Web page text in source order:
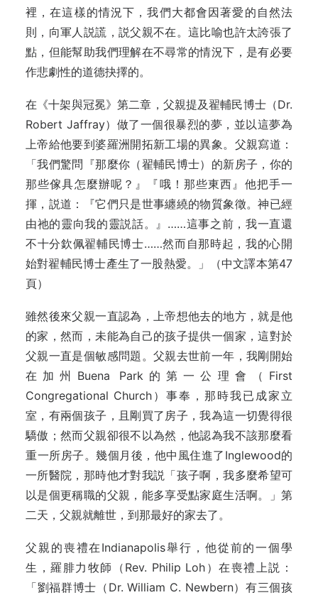
裡，在這樣的情況下，我們大都會因著愛的自然法
則，向軍人説謊，説父親不在。這比喻也許太誇張了
點，但能幫助我們理解在不尋常的情況下，是有必要
作悲劇性的道德抉擇的。
在《十架與冠冕》第二章，父親提及翟輔民博士（Dr.
Robert Jaffray）做了一個很暴烈的夢，並以這夢為
上帝給他要到婆羅洲開拓新工場的異象。父親寫道：
「我們驚問『那麼你（翟輔民博士）的新房子，你的
那些傢具怎麼辦呢？』『哦！那些東西』他把手一
揮，説道：『它們只是世事纏繞的物質象徵。神已經
由祂的靈向我的靈説話。』……這事之前，我一直還
不十分欽佩翟輔民博士……然而自那時起，我的心開
始對翟輔民博士產生了一股熱愛。」（中文譯本第47
頁）
雖然後來父親一直認為，上帝想他去的地方，就是他
的家，然而，未能為自己的孩子提供一個家，這對於
父親一直是個敏感問題。父親去世前一年，我剛開始
在加州Buena Park的第一公理會（First
Congregational Church）事奉，那時我已成家立
室，有兩個孩子，且剛買了房子，我為這一切覺得很
驕傲；然而父親卻很不以為然，他認為我不該那麼看
重一所房子。幾個月後，他中風住進了Inglewood的
一所醫院，那時他才對我説「孩子啊，我多麼希望可
以是個更稱職的父親，能多享受點家庭生活啊。」第
二天，父親就離世，到那最好的家去了。
父親的喪禮在Indianapolis舉行，他從前的一個學
生，羅腓力牧師（Rev. Philip Loh）在喪禮上説：
「劉福群博士（Dr. William C. Newbern）有三個孩